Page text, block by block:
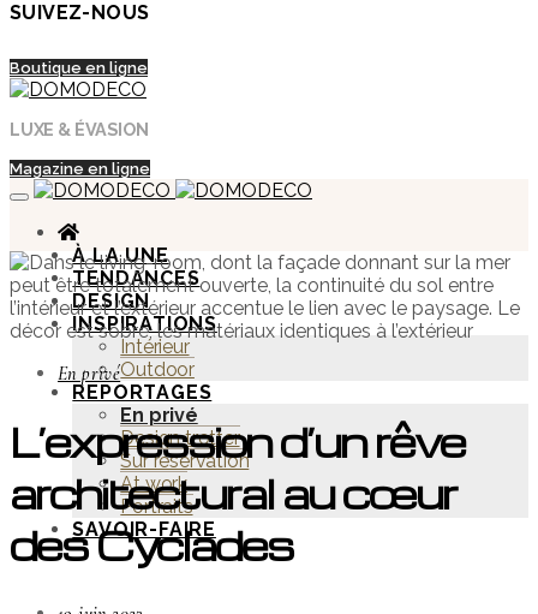
SUIVEZ-NOUS
Boutique en ligne
LUXE & ÉVASION
Magazine en ligne
À LA UNE
TENDANCES
DESIGN
INSPIRATIONS
Intérieur
Outdoor
REPORTAGES
En privé
Design trotter
Sur réservation
At work
Portraits
SAVOIR-FAIRE
En privé
L’expression d’un rêve
architectural au cœur
des Cyclades